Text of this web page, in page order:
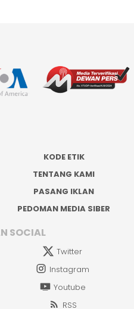
KODE ETIK
TENTANG KAMI
PASANG IKLAN
PEDOMAN MEDIA SIBER
SOCIAL
Twitter
Instagram
Youtube
RSS